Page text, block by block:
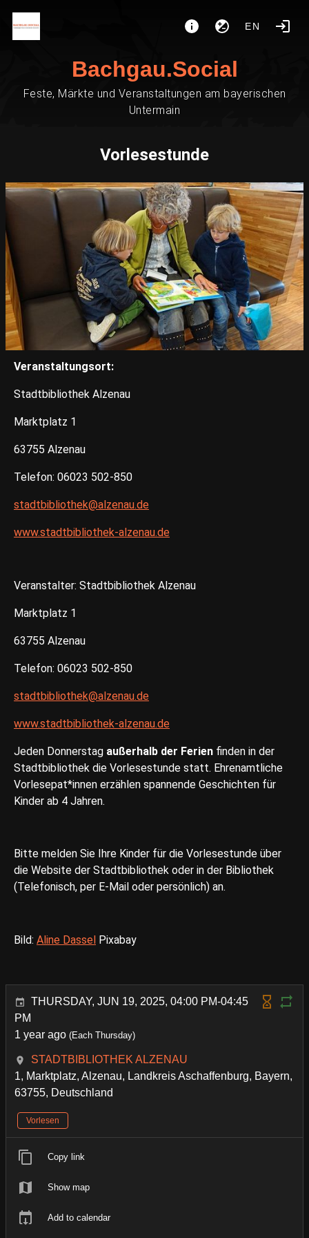
EN
Bachgau.Social
Feste, Märkte und Veranstaltungen am bayerischen
Untermain
Vorlesestunde
Veranstaltungsort:
Stadtbibliothek Alzenau
Marktplatz 1
63755 Alzenau
Telefon: 06023 502-850
stadtbibliothek@alzenau.de
www.stadtbibliothek-alzenau.de
Veranstalter: Stadtbibliothek Alzenau
Marktplatz 1
63755 Alzenau
Telefon: 06023 502-850
stadtbibliothek@alzenau.de
www.stadtbibliothek-alzenau.de
Jeden Donnerstag außerhalb der Ferien finden in der
Stadtbibliothek die Vorlesestunde statt. Ehrenamtliche
Vorlesepat*innen erzählen spannende Geschichten für
Kinder ab 4 Jahren.
Bitte melden Sie Ihre Kinder für die Vorlesestunde über
die Website der Stadtbibliothek oder in der Bibliothek
(Telefonisch, per E-Mail oder persönlich) an.
Bild: Aline Dassel Pixabay
THURSDAY, JUN 19, 2025, 04:00 PM-04:45
PM
1 year ago (Each Thursday)
STADTBIBLIOTHEK ALZENAU
1, Marktplatz, Alzenau, Landkreis Aschaffenburg, Bayern,
63755, Deutschland
Vorlesen
Copy link
Show map
Add to calendar